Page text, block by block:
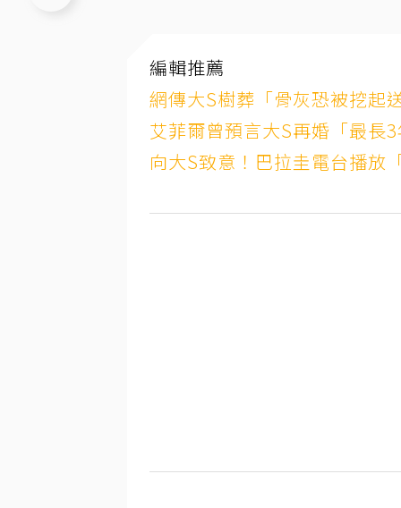
編輯推薦
網傳大S樹葬「骨灰恐被挖起
艾菲爾曾預言大S再婚「最長
向大S致意！巴拉圭電台播